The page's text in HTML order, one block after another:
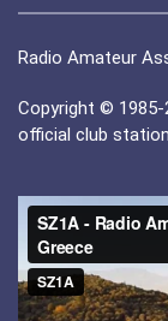
Radio Amateur
Copyright © 1985-
official club
Πρόγραμμα
Αναπαραγωγής
Βίντεο